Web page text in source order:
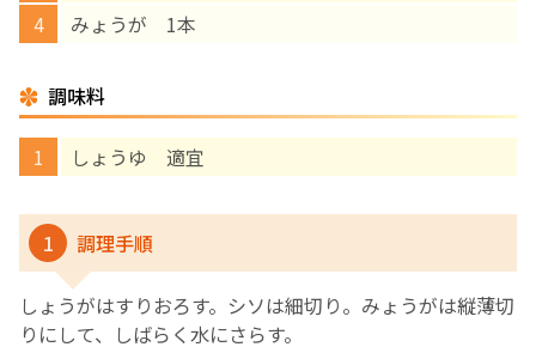
みょうが 1本
調味料
しょうゆ 適宜
1 調理手順
しょうがはすりおろす。シソは細切り。みょうがは縦薄切
りにして、しばらく水にさらす。
遠方にお住まいで当院での出産を希望される方へ